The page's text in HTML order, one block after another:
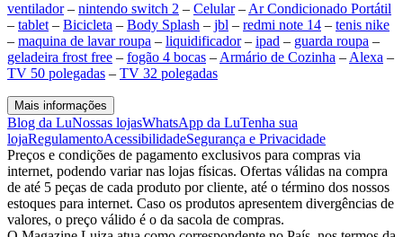
ventilador– nintendo switch 2 – Celular– Ar Condicionado Portátil
– tablet – Bicicleta – Body Splash – jbl – redmi note 14 – tenis nike
– maquina de lavar roupa – liquidificador– ipad – guarda roupa –
geladeira frost free – fogão 4 bocas – Armário de Cozinha – Alexa –
TV 50 polegadas – TV 32 polegadas
Mais informações
Blog da LuNossas lojasWhatsApp da LuTenha sua
lojaRegulamentoAcessibilidadeSegurança e Privacidade
Preços e condições de pagamento exclusivos para compras via
internet, podendo variar nas lojas físicas. Ofertas válidas na compra
de até 5 peças de cada produto por cliente, até o término dos nossos
estoques para internet. Caso os produtos apresentem divergências de
valores, o preço válido é o da sacola de compras.